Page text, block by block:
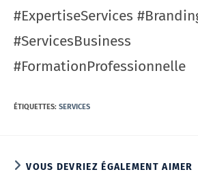
#ExpertiseServices
#ServicesBusiness
#FormationProfessionnelle
ÉTIQUETTES: SERVICES
VOUS DEVRIEZ ÉGALEMENT AIMER